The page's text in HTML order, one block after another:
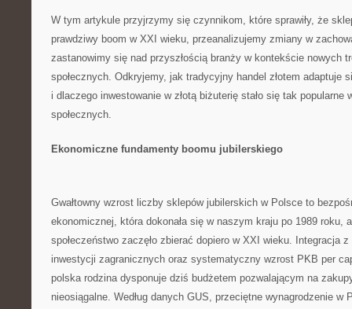
W tym artykule przyjrzymy się czynnikom, które sprawiły, że
prawdziwy boom w XXI wieku, przeanalizujemy zmiany w
zastanowimy się nad przyszłością branży w kontekście nowych
społecznych. Odkryjemy, jak tradycyjny handel złotem adaptuje
i dlaczego inwestowanie w złotą biżuterię stało się tak popularne
społecznych.
Ekonomiczne fundamenty boomu jubilerskiego
Gwałtowny wzrost liczby sklepów jubilerskich w Polsce to
ekonomicznej, która dokonała się w naszym kraju po 1989 roku,
społeczeństwo zaczęło zbierać dopiero w XXI wieku. Integracja z
inwestycji zagranicznych oraz systematyczny wzrost PKB per
polska rodzina dysponuje dziś budżetem pozwalającym na
nieosiągalne. Według danych GUS, przeciętne wynagrodzenie w